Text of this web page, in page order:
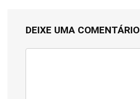
DEIXE UMA COMENTÁRIO